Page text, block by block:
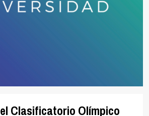
Clasificatorio Olímpico